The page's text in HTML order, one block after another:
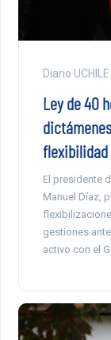
Diario UCHILE
Ley de 40
flexibilidad
El presidente
Manuel Díaz,
gestiones
activo con el